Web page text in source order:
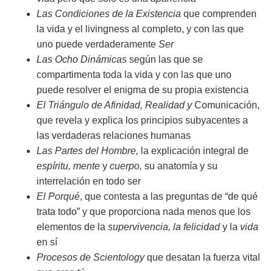
Las Condiciones de la Existencia que comprenden
la vida y el livingness al completo, y con las que
uno puede verdaderamente Ser
Las Ocho Dinámicas según las que se
compartimenta toda la vida y con las que uno
puede resolver el enigma de su propia existencia
El Triángulo de Afinidad, RealidadyComunicación,
que revela y explica los principios subyacentes a
las verdaderas relaciones humanas
Las Partes del Hombre, la explicación integral de
espíritu, mente y cuerpo, su anatomía y su
interrelación en todo ser
El Porqué, que contesta a las preguntas de “de qué
trata todo” y que proporciona nada menos que los
elementos de la supervivencia, la felicidady la vida
en sí
Procesos de Scientologyque desatan la fuerza vital